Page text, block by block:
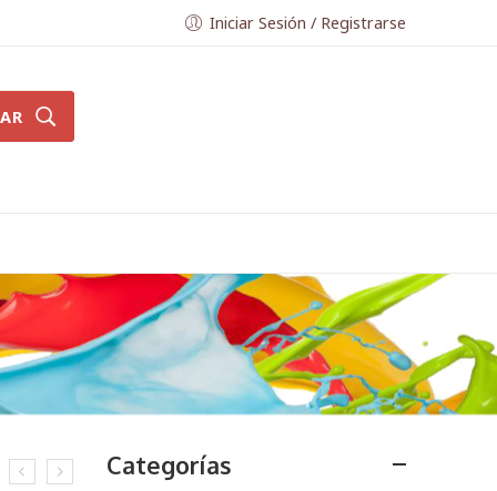
Iniciar Sesión / Registrarse
Categorías